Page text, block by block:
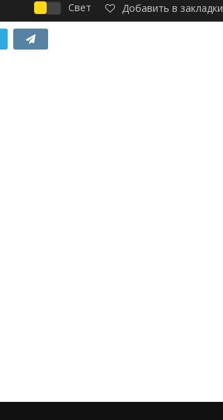
Свет Добавить в закладки